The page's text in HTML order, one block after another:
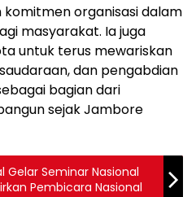
organisasi dalam
masyarakat. Ia juga
untuk terus mewariskan
dan pengabdian
bagian dari
sejak Jambore
Gelar Seminar Nasional
Pembicara Nasional